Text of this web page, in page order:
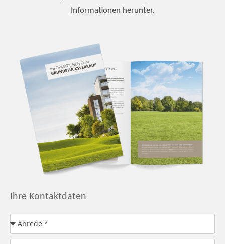
Informationen herunter.
Ihre Kontaktdaten